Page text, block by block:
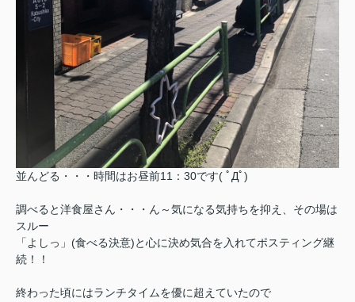
並んどる・・・時間はお昼前11：30です( ﾟДﾟ)
調べると洋食屋さん・・・ん～気になる気持ちを抑え、その場は
スルー
「よしっ」(食べる決意)と心に決め気合を入れてポスティング継
続！！
終わった頃にはランチタイムを優に超えていたので